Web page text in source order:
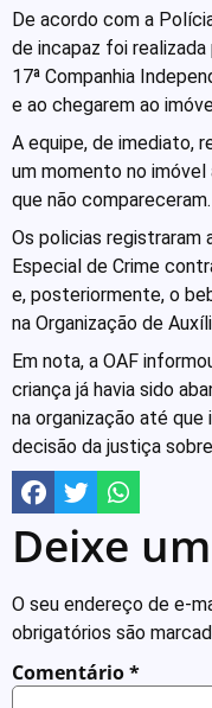
De acordo com a
de incapaz foi
17ª Companhia
e ao chegarem ao
A equipe, de imediato,
um momento no imóvel
que não compareceram.
Os policias registraram
Especial de Crime
e, posteriormente, o
na Organização de
Em nota, a OAF
criança já havia sido
na organização até
decisão da justiça
Deixe
O seu endereço de e-
obrigatórios são
Comentário*